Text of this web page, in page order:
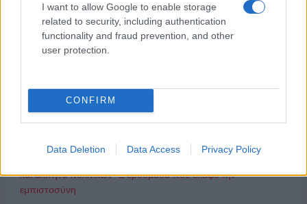
I want to allow Google to enable storage
related to security, including authentication
functionality and fraud prevention, and other
user protection.
CONFIRM
Data Deletion Data Access Privacy Policy
Με κανάλια από τη Nova και την Magenta TV ξεκινάει η
Strawstream με αγώνες SL1 και SL2
ΑΙΧΜΕΣ: Και άλλες αποχωρήσεις και άλλες συμφωνίες
και ακίνητα πολιτικών- Ξ εβδομάδα που έκαψε την
εμπιστοσύνη